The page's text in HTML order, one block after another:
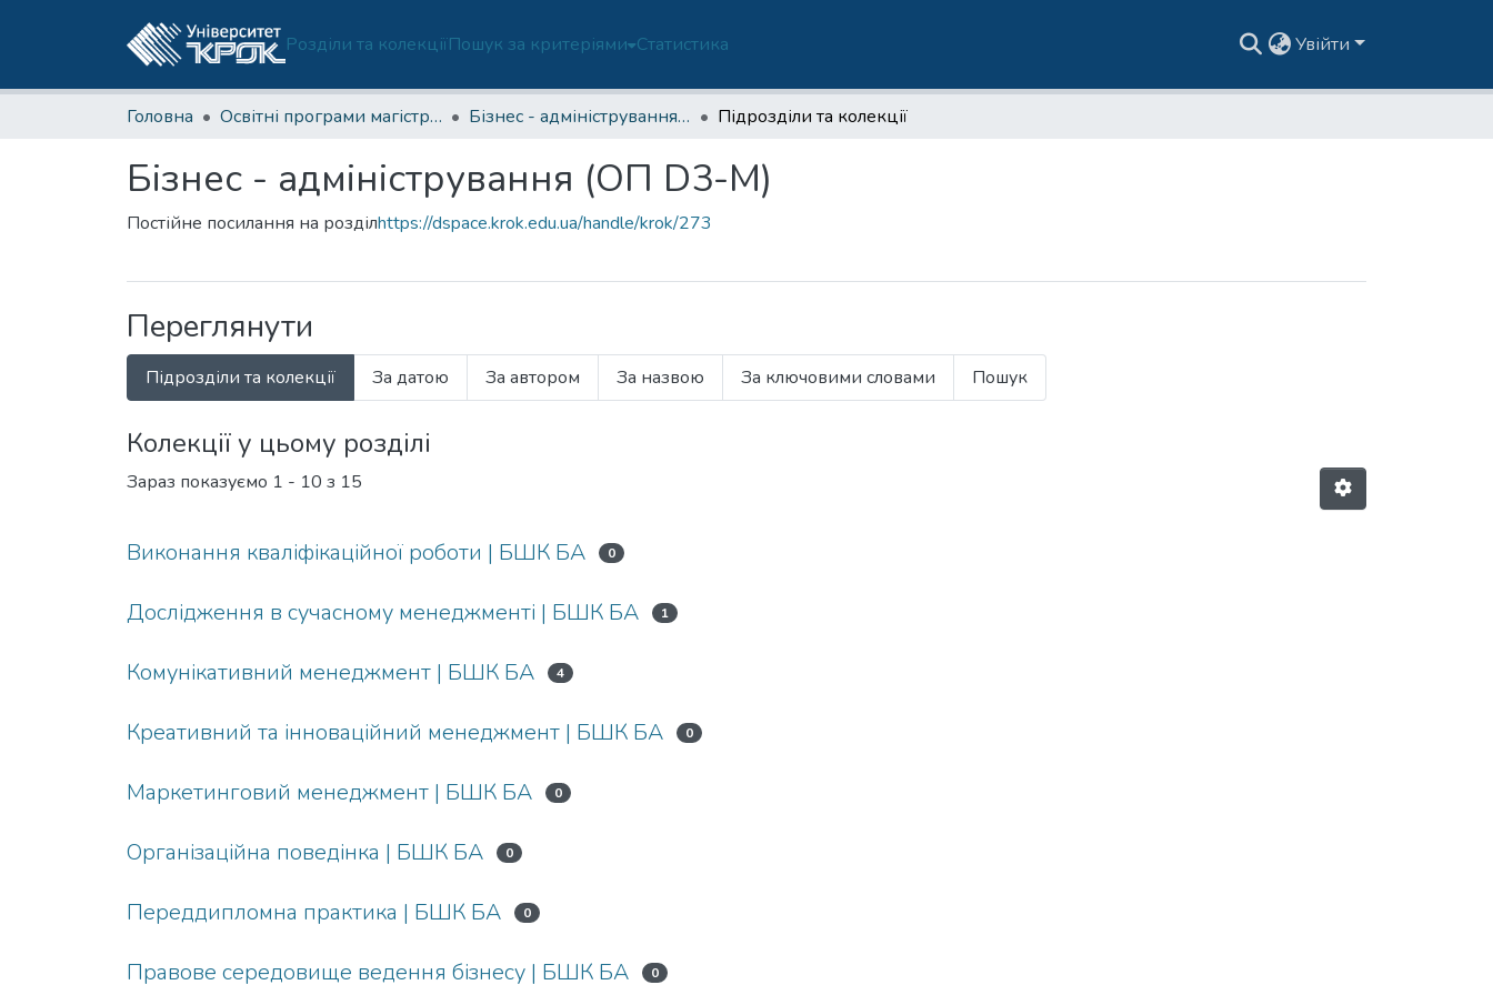
Розділи та колекціїПошук за критеріями Статистика Увійти
Головна Освітні програми магістратури Бізнес - адміністрування (ОП D3-М) Підрозділи та колекції
Бізнес - адміністрування (ОП D3-М)
Постійне посилання на розділhttps://dspace.krok.edu.ua/handle/krok/273
Переглянути
Підрозділи та колекції За датою За автором За назвою За ключовими словами Пошук
Колекції у цьому розділі
Зараз показуємо 1 - 10 з 15
Виконання кваліфікаційної роботи | БШК БА 0
Дослідження в сучасному менеджменті | БШК БА 1
Комунікативний менеджмент | БШК БА 4
Креативний та інноваційний менеджмент | БШК БА 0
Маркетинговий менеджмент | БШК БА 0
Організаційна поведінка | БШК БА 0
Переддипломна практика | БШК БА 0
Правове середовище ведення бізнесу | БШК БА 0